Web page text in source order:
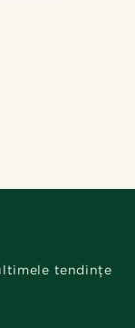
tendințe